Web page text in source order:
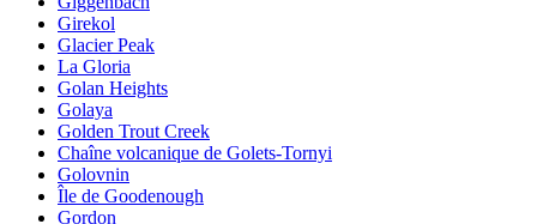
Girekol
Glacier Peak
La Gloria
Golan Heights
Golaya
Golden Trout Creek
Chaîne volcanique de Golets-Tornyi
Golovnin
Île de Goodenough
Gordon